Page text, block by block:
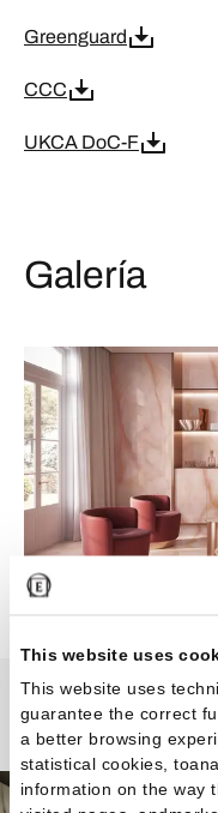
This website uses
This website uses
guarantee the correct
a better browsing
statistical cookies,
information on the way
Greenguard
CCC
UKCA DoC-F
Galería
Tele di